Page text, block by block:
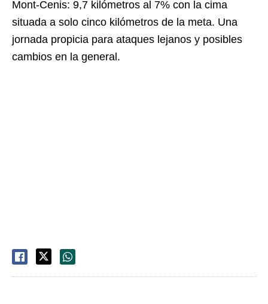
Mont-Cenis: 9,7 kilómetros al 7% con la cima
situada a solo cinco kilómetros de la meta. Una
jornada propicia para ataques lejanos y posibles
cambios en la general.